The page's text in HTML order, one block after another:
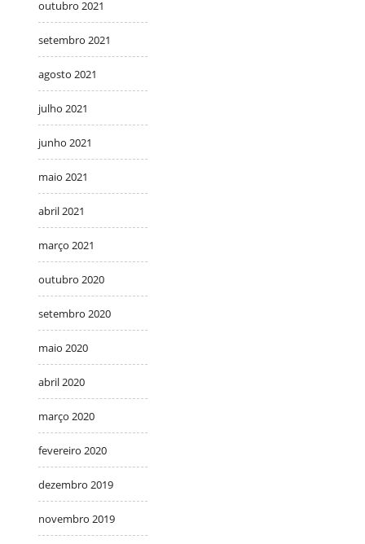
outubro 2021
setembro 2021
agosto 2021
julho 2021
junho 2021
maio 2021
abril 2021
março 2021
outubro 2020
setembro 2020
maio 2020
abril 2020
março 2020
fevereiro 2020
dezembro 2019
novembro 2019